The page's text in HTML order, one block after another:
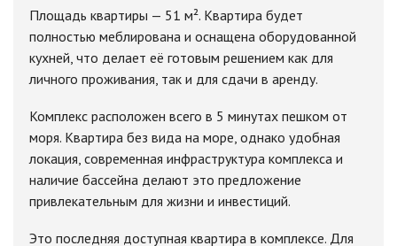
Площадь квартиры — 51 м². Квартира будет
полностью меблирована и оснащена оборудованной
кухней, что делает её готовым решением как для
личного проживания, так и для сдачи в аренду.
Комплекс расположен всего в 5 минутах пешком от
моря. Квартира без вида на море, однако удобная
локация, современная инфраструктура комплекса и
наличие бассейна делают это предложение
привлекательным для жизни и инвестиций.
Это последняя доступная квартира в комплексе. Для